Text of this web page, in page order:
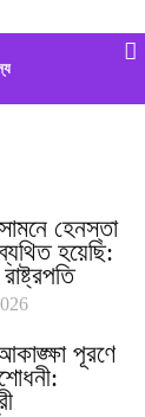
হেনস্তা
হয়েছি:
পূরণে